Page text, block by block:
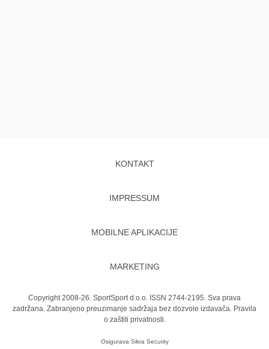
KONTAKT
IMPRESSUM
MOBILNE APLIKACIJE
MARKETING
Copyright 2008-26. SportSport d.o.o. ISSN 2744-2195. Sva prava
zadržana. Zabranjeno preuzimanje sadržaja bez dozvole izdavača. Pravila
o zaštiti privatnosti.
Osigurava Sikra Security